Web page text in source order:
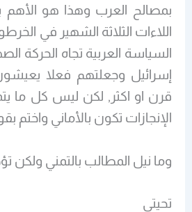
بمصالح العرب وهذا هو الأهم
اللاءات الثلاثة الشهير في
السياسة العربية تجاه الحركة
إسرائيل وجعلتهم فعلا
قرن او اكثر, لكن ليس كل ما
الإنجازات تكون بالأماني
وما نيل المطالب بالتمني ولكن
تحيتي